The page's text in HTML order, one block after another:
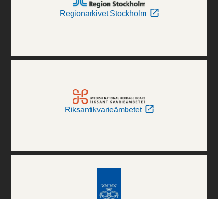
Regionarkivet Stockholm
Riksantikvarieämbetet